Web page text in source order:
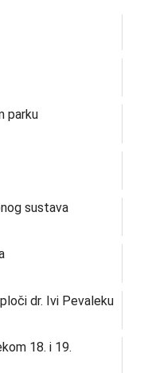
parku
sustava
dr. Ivi Pevaleku
18. i 19.